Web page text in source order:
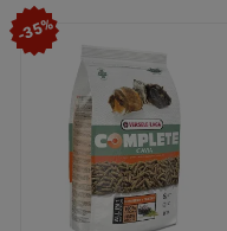
-35%